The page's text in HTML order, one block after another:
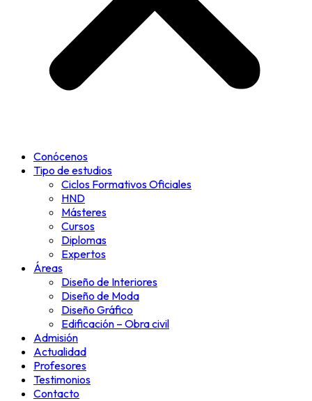
Conócenos
Tipo de estudios
Ciclos Formativos Oficiales
HND
Másteres
Cursos
Diplomas
Expertos
Áreas
Diseño de Interiores
Diseño de Moda
Diseño Gráfico
Edificación – Obra civil
Admisión
Actualidad
Profesores
Testimonios
Contacto